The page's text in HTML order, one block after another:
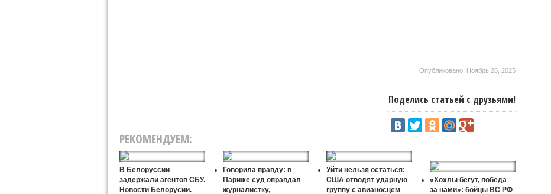
Опубликовано: Ноябрь 28, 2025
Поделись статьей с друзьями!
РЕКОМЕНДУЕМ:
В Белоруссии
задержали агентов СБУ.
Новости Белорусии.
Говорила правду: в
Париже суд оправдал
журналистку,
Уйти нельзя остаться:
США отводят ударную
группу с авианосцем
«Хохлы бегут, победа
за нами»: бойцы ВС РФ